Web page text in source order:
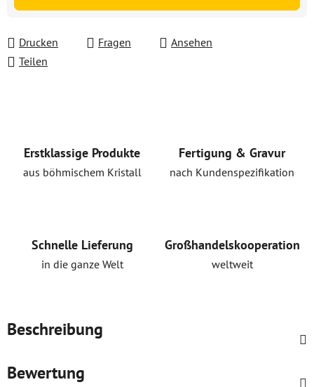
Drucken Fragen
Ansehen
Teilen
Erstklassige Produkte
aus böhmischem Kristall
Fertigung & Gravur
nach Kundenspezifikation
Schnelle Lieferung
in die ganze Welt
Großhandelskooperation
weltweit
Beschreibung
Bewertung